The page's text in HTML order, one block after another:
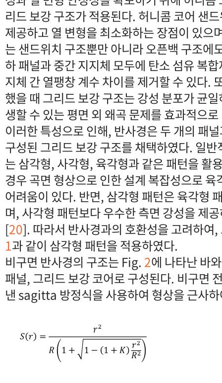
리드 보강 구조가 적용된다. 허니콤 코어 샌
제공하고 열 변형을 최소화하는 장점이 있으
는 샌드위치 구조뿐만 아니라 오픈백 구조에
하 패널과 중간 지지체 모두에 탄소 섬유 복
지체 간 열팽창 계수 차이를 제거할 수 있다.
했을 때 그리드 보강 구조는 강성 분포가 균
생할 수 있는 평면 외 왜곡 문제를 효과적으
이러한 특성으로 인해, 반사경은 두 개의 패
구성된 그리드 보강 구조를 채택하였다. 일
는 삼각형, 사각형, 육각형과 같은 패턴을 활
경우 곡면 형상으로 인한 설계 복잡성으로
어려움이 있다. 반면, 삼각형 패턴은 육각형
며, 사각형 패턴보다 우수한 측면 강성을 제
[20]. 따라서 반사경과의 호환성을 고려하여
1과 같이 삼각형 패턴을 적용하였다.
비구면 반사경의 구조는 Fig. 2에 나타난 바
패널, 그리드 보강 코어로 구성된다. 비구면
낸 sagitta 방정식을 사용하여 형상을 근사